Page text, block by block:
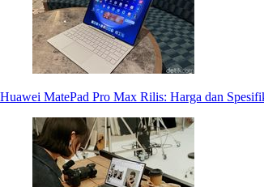
Huawei MatePad Pro Max Rilis: Harga dan